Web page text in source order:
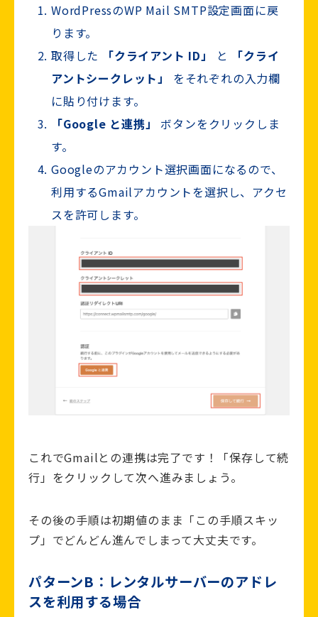
WordPressのWP Mail SMTP設定画面に戻
ります。
取得した
「クライアント ID」 と
「クライ
アントシークレット」
をそれぞれの入力欄
に貼り付けます。
「Google と連携」
ボタンをクリックしま
す。
Googleのアカウント選択画面になるので、
利用するGmailアカウントを選択し、アクセ
スを許可します。
これでGmailとの連携は完了です！「保存して続
行」をクリックして次へ進みましょう。
その後の手順は初期値のまま「この手順スキッ
プ」でどんどん進んでしまって大丈夫です。
パターンB：レンタルサーバーのアドレ
スを利用する場合